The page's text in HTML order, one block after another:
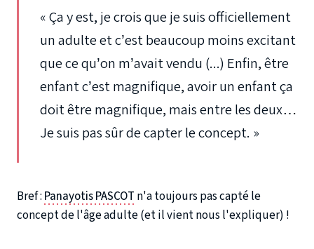
« Ça y est, je crois que je suis officiellement
un adulte et c’est beaucoup moins excitant
que ce qu’on m’avait vendu (...) Enfin, être
enfant c’est magnifique, avoir un enfant ça
doit être magnifique, mais entre les deux…
Je suis pas sûr de capter le concept. »
Bref : Panayotis PASCOT n'a toujours pas capté le
concept de l'âge adulte (et il vient nous l'expliquer) !